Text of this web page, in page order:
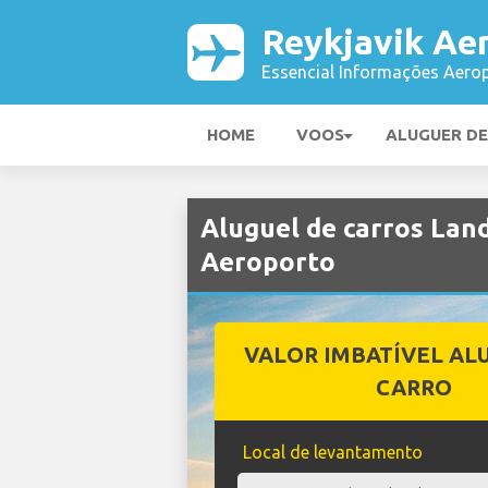
Reykjavik
Essencial Informações
HOME VOOS ALUGUER
Aluguel de carros
Aeroporto
VALOR IMBATÍVEL
CARRO
Local de levantamento